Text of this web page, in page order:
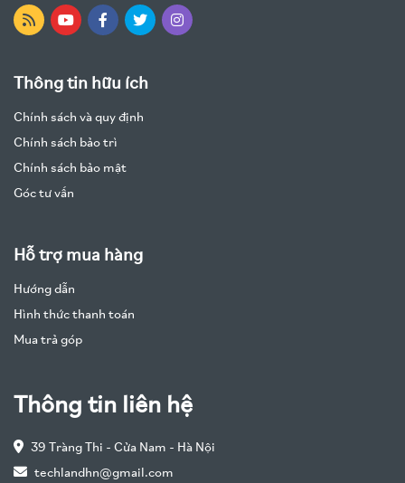
Thông tin hữu ích
Chính sách và quy định
Chính sách bảo trì
Chính sách bảo mật
Góc tư vấn
Hỗ trợ mua hàng
Hướng dẫn
Hình thức thanh toán
Mua trả góp
Thông tin liên hệ
39 Tràng Thi - Cửa Nam - Hà Nội
techlandhn@gmail.com